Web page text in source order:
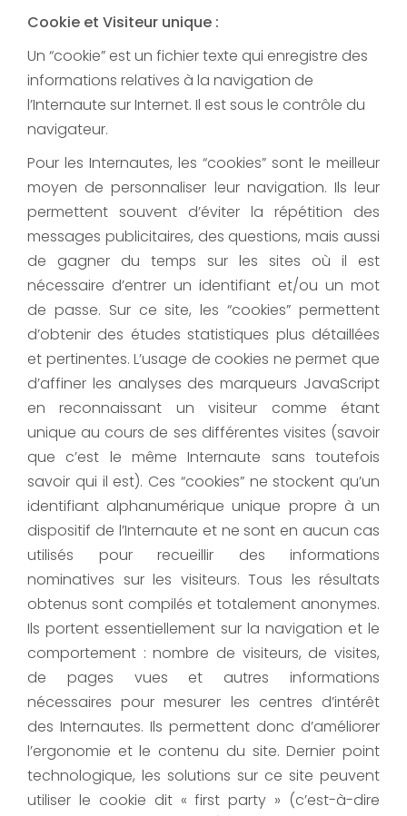
Cookie et Visiteur unique :
Un “cookie” est un fichier texte qui enregistre des
informations relatives à la navigation de
l’Internaute sur Internet. Il est sous le contrôle du
navigateur.
Pour les Internautes, les “cookies” sont le meilleur
moyen de personnaliser leur navigation. Ils leur
permettent souvent d’éviter la répétition des
messages publicitaires, des questions, mais aussi
de gagner du temps sur les sites où il est
nécessaire d’entrer un identifiant et/ou un mot
de passe. Sur ce site, les “cookies” permettent
d’obtenir des études statistiques plus détaillées
et pertinentes. L’usage de cookies ne permet que
d’affiner les analyses des marqueurs JavaScript
en reconnaissant un visiteur comme étant
unique au cours de ses différentes visites (savoir
que c’est le même Internaute sans toutefois
savoir qui il est). Ces “cookies” ne stockent qu’un
identifiant alphanumérique unique propre à un
dispositif de l’Internaute et ne sont en aucun cas
utilisés pour recueillir des informations
nominatives sur les visiteurs. Tous les résultats
obtenus sont compilés et totalement anonymes.
Ils portent essentiellement sur la navigation et le
comportement : nombre de visiteurs, de visites,
de pages vues et autres informations
nécessaires pour mesurer les centres d’intérêt
des Internautes. Ils permettent donc d’améliorer
l’ergonomie et le contenu du site. Dernier point
technologique, les solutions sur ce site peuvent
utiliser le cookie dit « first party » (c’est-à-dire